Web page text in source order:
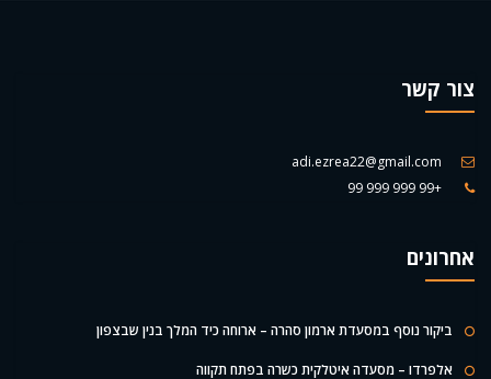
צור קשר
adi.ezrea22@gmail.com
+99 999 999 99
אחרונים
ביקור נוסף במסעדת ארמון סהרה – ארוחה כיד המלך בנין שבצפון
אלפרדו – מסעדה איטלקית כשרה בפתח תקווה